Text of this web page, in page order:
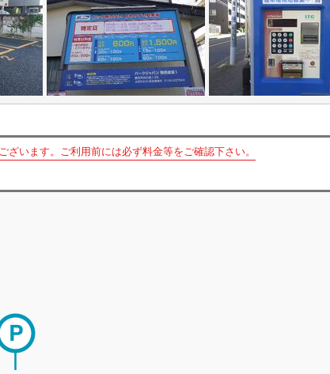
います。ご利用前には必ず料金等をご確認下さい。